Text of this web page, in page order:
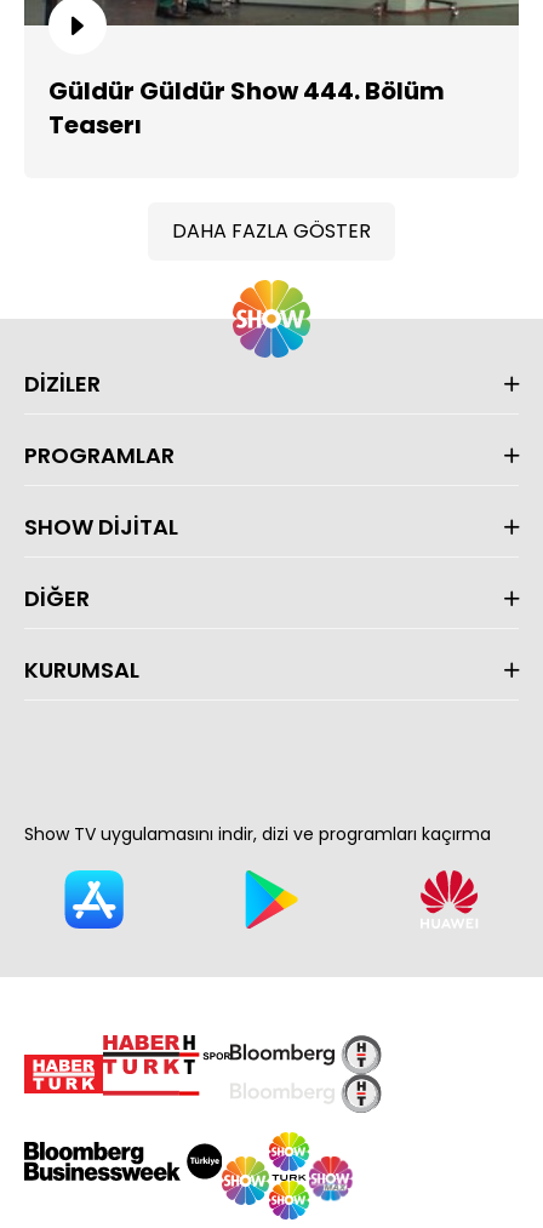
Güldür Güldür Show 444. Bölüm
Teaserı
DAHA FAZLA GÖSTER
DİZİLER
PROGRAMLAR
SHOW DİJİTAL
DİĞER
KURUMSAL
Show TV uygulamasını indir, dizi ve programları kaçırma